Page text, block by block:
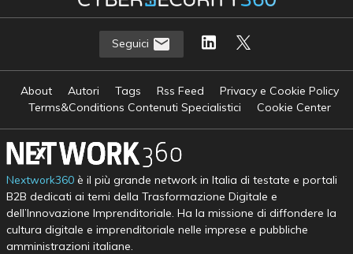
Seguici
About Autori Tags Rss Feed
Privacy e Cookie Policy
Terms&Conditions Contenuti Specialistici
Cookie Center
Nextwork360è il più grande network in Italia di testate e portali
B2B dedicati ai temi della Trasformazione Digitale e
dell’Innovazione Imprenditoriale. Ha la missione di diffondere la
cultura digitale e imprenditoriale nelle imprese e pubbliche
amministrazioni italiane.